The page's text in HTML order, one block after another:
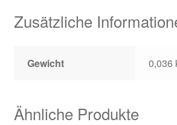
Zusätzliche
Gewicht 0,036
Ähnliche Produkte